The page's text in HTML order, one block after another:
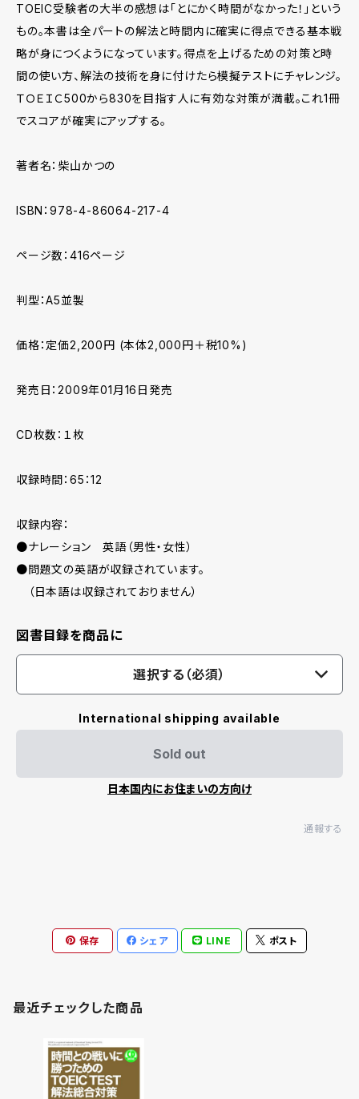
TOEIC受験者の大半の感想は｢とにかく時間がなかった！｣という
もの。本書は全パートの解法と時間内に確実に得点できる基本戦
略が身につくようになっています。得点を上げるための対策と時
間の使い方、解法の技術を身に付けたら模擬テストにチャレンジ。
ＴＯＥＩＣ500から830を目指す人に有効な対策が満載。これ1冊
でスコアが確実にアップする。
著者名：柴山かつの
ISBN：978-4-86064-217-4
ページ数：416ページ
判型：A5並製
価格：定価2,200円 (本体2,000円＋税10%)
発売日：2009年01月16日発売
CD枚数：１枚
収録時間：65：12
収録内容：
●ナレーション 英語（男性・女性）
●問題文の英語が収録されています。
（日本語は収録されておりません）
図書目録を商品に
選択する（必須）
International shipping available
Sold out
日本国内にお住まいの方向け
通報する
保存 シェア LINE ポスト
最近チェックした商品